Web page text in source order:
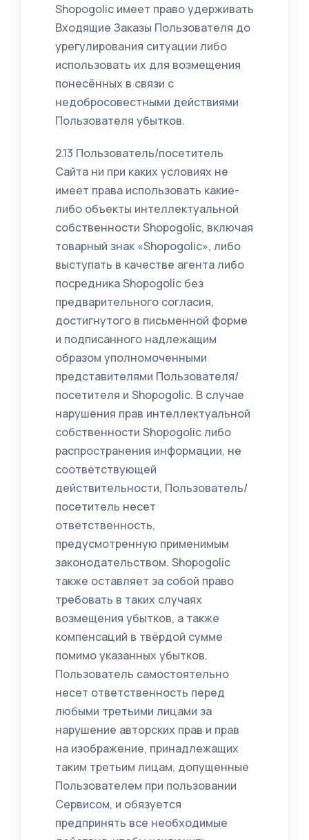
Shopogolic имеет право удерживать
Входящие Заказы Пользователя до
урегулирования ситуации либо
использовать их для возмещения
понесённых в связи с
недобросовестными действиями
Пользователя убытков.
2.13 Пользователь/посетитель
Сайта ни при каких условиях не
имеет права использовать какие-
либо объекты интеллектуальной
собственности Shopogolic, включая
товарный знак «Shopogolic», либо
выступать в качестве агента либо
посредника Shopogolic без
предварительного согласия,
достигнутого в письменной форме
и подписанного надлежащим
образом уполномоченными
представителями Пользователя/
посетителя и Shopogolic. В случае
нарушения прав интеллектуальной
собственности Shopogolic либо
распространения информации, не
соответствующей
действительности, Пользователь/
посетитель несет
ответственность,
предусмотренную применимым
законодательством. Shopogolic
также оставляет за собой право
требовать в таких случаях
возмещения убытков, а также
компенсаций в твёрдой сумме
помимо указанных убытков.
Пользователь самостоятельно
несет ответственность перед
любыми третьими лицами за
нарушение авторских прав и прав
на изображение, принадлежащих
таким третьим лицам, допущенные
Пользователем при пользовании
Сервисом, и обязуется
предпринять все необходимые